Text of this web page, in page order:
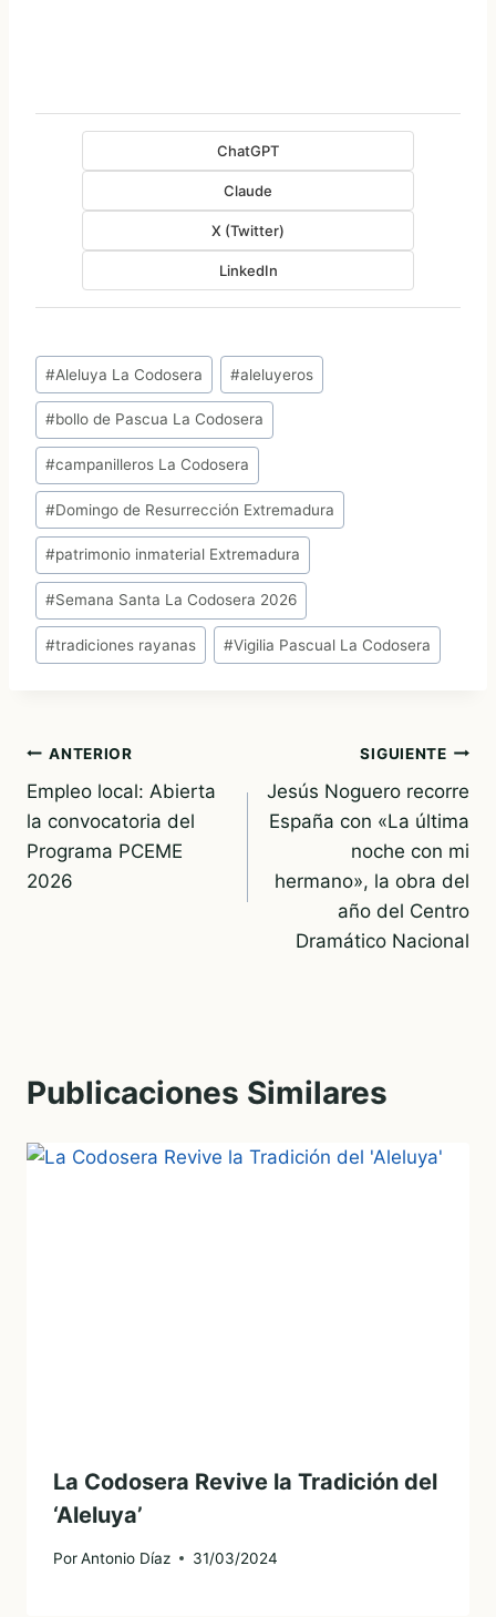
ChatGPT
Claude
X (Twitter)
LinkedIn
Etiquetas
de
la
entrada:
#Aleluya La Codosera #aleluyeros
#bollo de Pascua La Codosera
#campanilleros La Codosera
#Domingo de Resurrección Extremadura
#patrimonio inmaterial Extremadura
#Semana Santa La Codosera 2026
#tradiciones rayanas #Vigilia Pascual La Codosera
Navegación
de
entradas
ANTERIOR
Empleo local: Abierta
la convocatoria del
Programa PCEME
2026
SIGUIENTE
Jesús Noguero recorre
España con «La última
noche con mi
hermano», la obra del
año del Centro
Dramático Nacional
Publicaciones Similares
La Codosera Revive la Tradición del
‘Aleluya’
PorAntonio Díaz 31/03/2024